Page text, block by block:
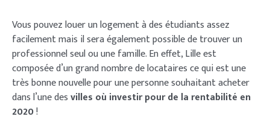
Vous pouvez louer un logement à des étudiants assez
facilement mais il sera également possible de trouver un
professionnel seul ou une famille. En effet, Lille est
composée d’un grand nombre de locataires ce qui est une
très bonne nouvelle pour une personne souhaitant acheter
dans l’une desvilles où investir pour de la rentabilité en
2020!